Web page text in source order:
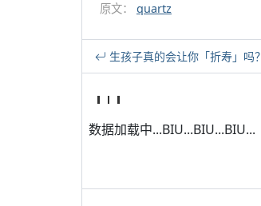
原文： quartz
生孩子真的会让你「折寿」吗？
数据加载中...BIU...BIU...BIU...